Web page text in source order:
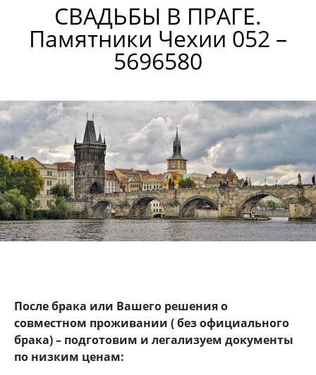
СВАДЬБЫ В ПРАГЕ.
Памятники Чехии 052 –
5696580
После брака или Вашего решения о
совместном проживании ( без официального
брака) – подготовим и легализуем документы
по низким ценам: